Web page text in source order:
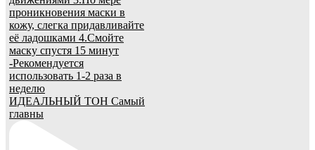
ИДЕАЛЬНЫЙ ТОН Самый
главны